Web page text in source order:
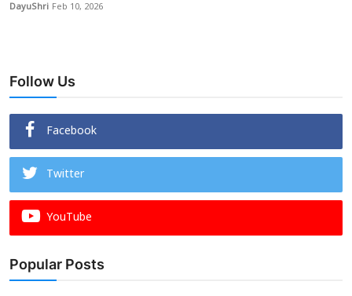
DayuShri Feb 10, 2026
Follow Us
Facebook
Twitter
YouTube
Popular Posts